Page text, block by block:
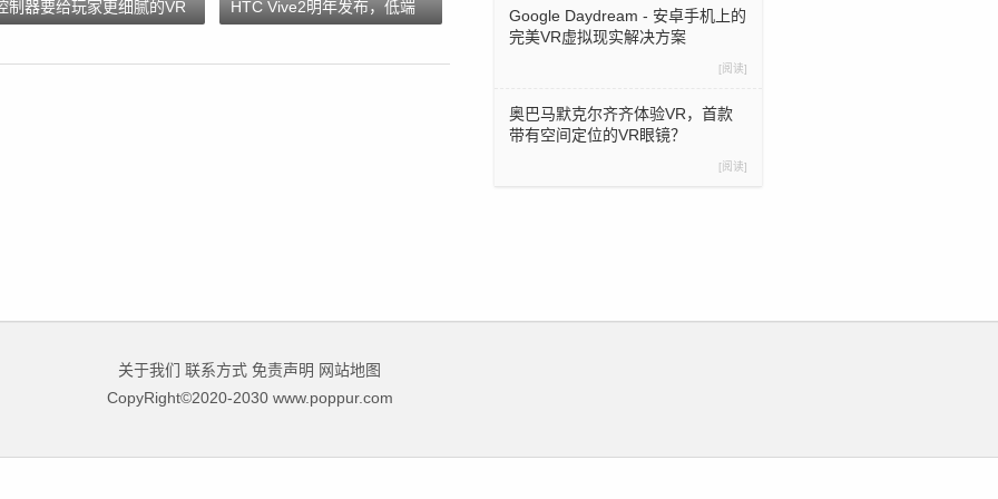
制器要给玩家更细腻的VR
HTC Vive2明年发布，低端
Google Daydream - 安卓手机上的
完美VR虚拟现实解决方案
[阅读]
奥巴马默克尔齐齐体验VR，首款
带有空间定位的VR眼镜？
[阅读]
关于我们 联系方式 免责声明 网站地图
CopyRight©2020-2030 www.poppur.com